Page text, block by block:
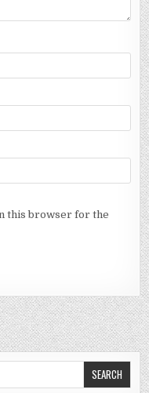
this browser for the